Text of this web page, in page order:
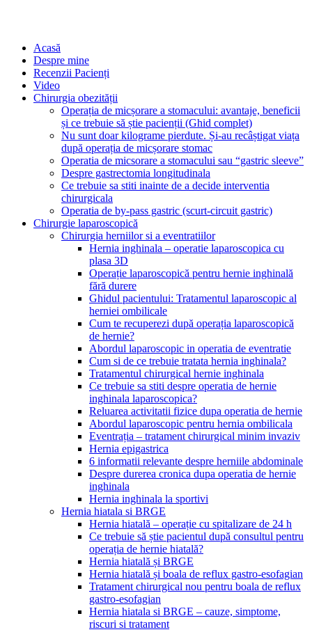
Acasă
Despre mine
Recenzii Pacienți
Video
Chirurgia obezității
Operația de micșorare a stomacului: avantaje, beneficii
și ce trebuie să știe pacienții (Ghid complet)
Nu sunt doar kilograme pierdute. Și-au recâștigat viața
după operația de micșorare stomac
Operatia de micsorare a stomacului sau “gastric sleeve”
Despre gastrectomia longitudinala
Ce trebuie sa stiti inainte de a decide interventia
chirurgicala
Operatia de by-pass gastric (scurt-circuit gastric)
Chirurgie laparoscopică
Chirurgia herniilor si a eventratiilor
Hernia inghinala – operatie laparoscopica cu
plasa 3D
Operație laparoscopică pentru hernie inghinală
fără durere
Ghidul pacientului: Tratamentul laparoscopic al
herniei ombilicale
Cum te recuperezi după operația laparoscopică
de hernie?
Abordul laparoscopic in operatia de eventratie
Cum si de ce trebuie tratata hernia inghinala?
Tratamentul chirurgical hernie inghinala
Ce trebuie sa stiti despre operatia de hernie
inghinala laparoscopica?
Reluarea activitatii fizice dupa operatia de hernie
Abordul laparoscopic pentru hernia ombilicala
Eventrația – tratament chirurgical minim invaziv
Hernia epigastrica
6 informatii relevante despre herniile abdominale
Despre durerea cronica dupa operatia de hernie
inghinala
Hernia inghinala la sportivi
Hernia hiatala si BRGE
Hernia hiatală – operație cu spitalizare de 24 h
Ce trebuie să știe pacientul după consultul pentru
operația de hernie hiatală?
Hernia hiatală și BRGE
Hernia hiatală și boala de reflux gastro-esofagian
Tratament chirurgical nou pentru boala de reflux
gastro-esofagian
Hernia hiatala si BRGE – cauze, simptome,
riscuri si tratament